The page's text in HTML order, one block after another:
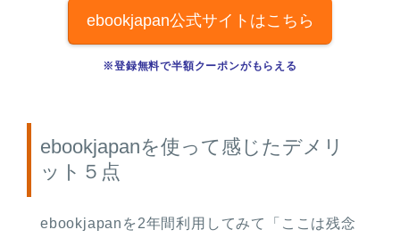
ebookjapan公式サイトはこちら
※登録無料で半額クーポンがもらえる
ebookjapanを使って感じたデメリ
ット５点
ebookjapanを2年間利用してみて「ここは残念